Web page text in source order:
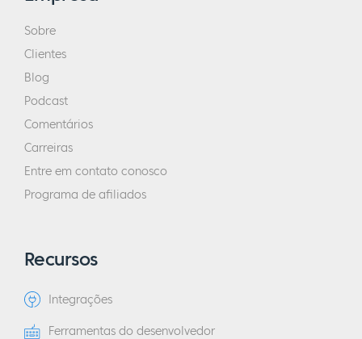
Sobre
Clientes
Blog
Podcast
Comentários
Carreiras
Entre em contato conosco
Programa de afiliados
Recursos
Integrações
Ferramentas do desenvolvedor